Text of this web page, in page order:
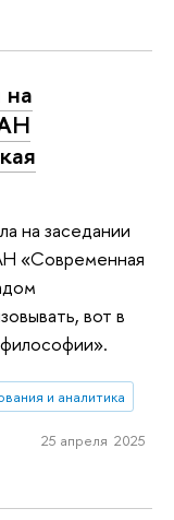
на заседании
«Современная
вот в
и аналитика
25 апреля 2025